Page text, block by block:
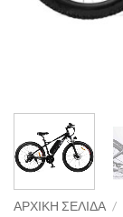
ΑΡΧΙΚΉ ΣΕΛΊΔΑ /